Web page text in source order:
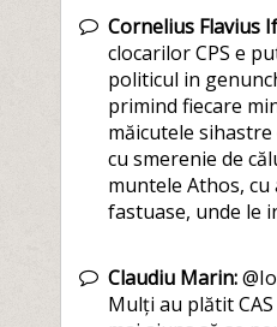
Cornelius Flavius
clocarilor CPS e
politicul in
primind fiecare
măicutele
cu smerenie de
muntele Athos, cu
fastuase, unde le
Claudiu Marin:
Mulți au plătit